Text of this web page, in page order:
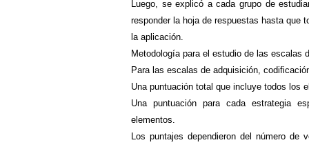
Luego, se explicó a cada grupo de
responder la hoja de respuestas hasta que
la aplicación.
Metodología para el estudio de las escalas
Para las escalas de adquisición,
Una puntuación total que incluye todos los
Una puntuación para cada estrategia
elementos.
Los puntajes dependieron del número de